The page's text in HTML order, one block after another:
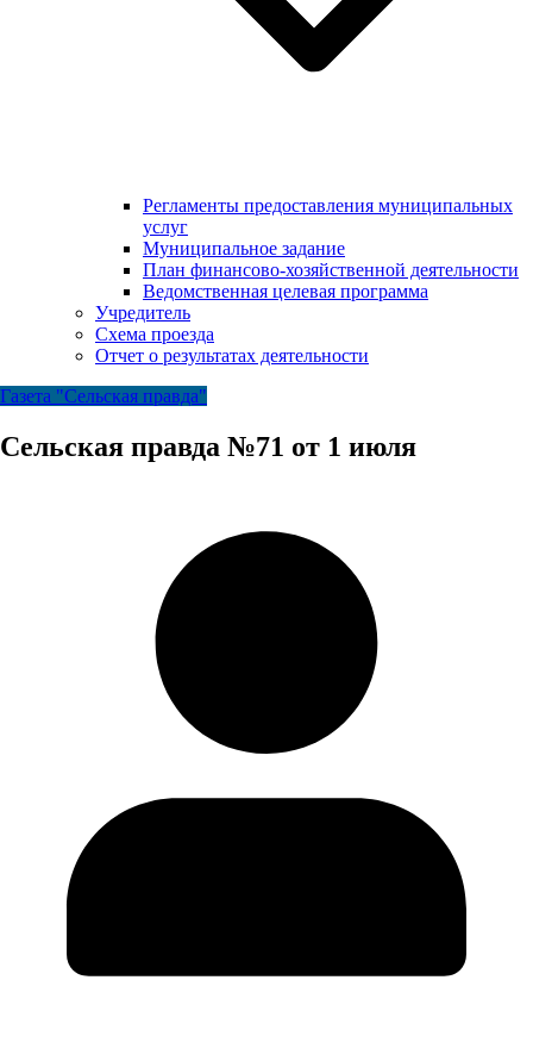
Регламенты предоставления муниципальных
услуг
Муниципальное задание
План финансово-хозяйственной деятельности
Ведомственная целевая программа
Учредитель
Схема проезда
Отчет о результатах деятельности
Газета "Сельская правда"
Сельская правда №71 от 1 июля